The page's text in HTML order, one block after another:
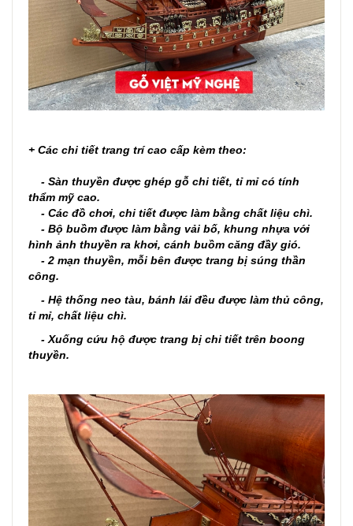
+ Các chi tiết trang trí cao cấp kèm theo:
- Sàn thuyền được ghép gỗ chi tiết, tỉ mỉ có tính
thẩm mỹ cao.
- Các đồ chơi, chi tiết được làm bằng chất liệu chì.
- Bộ buồm được làm bằng vải bố, khung nhựa với
hình ảnh thuyền ra khơi, cánh buồm căng đầy gió.
- 2 mạn thuyền, mỗi bên được trang bị súng thần
công.
- Hệ thống neo tàu, bánh lái đều được làm thủ công,
tỉ mỉ, chất liệu chì.
- Xuống cứu hộ được trang bị chi tiết trên boong
thuyền.